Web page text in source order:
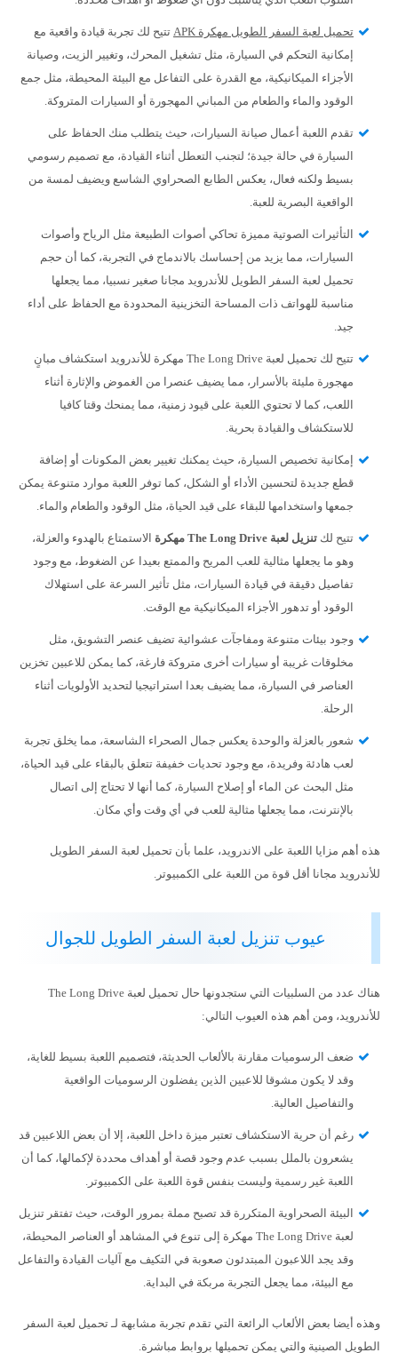
تحميل لعبة السفر الطويل مهكرة APK
تتيح لك تجربة قيادة واقعية مع
إمكانية التحكم في السيارة، مثل تشغيل المحرك، وتغيير الزيت، وصيانة
الأجزاء الميكانيكية، مع القدرة على التفاعل مع البيئة المحيطة، مثل جمع
الوقود والماء والطعام من المباني المهجورة أو السيارات المتروكة.
تقدم اللعبة أعمال صيانة السيارات، حيث يتطلب منك الحفاظ على
السيارة في حالة جيدة؛ لتجنب التعطل أثناء القيادة، مع تصميم رسومي
بسيط ولكنه فعال، يعكس الطابع الصحراوي الشاسع ويضيف لمسة من
الواقعية البصرية للعبة.
التأثيرات الصوتية مميزة تحاكي أصوات الطبيعة مثل الرياح وأصوات
السيارات، مما يزيد من إحساسك بالاندماج في التجربة، كما أن حجم
تحميل لعبة السفر الطويل للأندرويد مجانا صغير نسبيا، مما يجعلها
مناسبة للهواتف ذات المساحة التخزينية المحدودة مع الحفاظ على أداء
جيد.
تتيح لك تحميل لعبة The Long Drive مهكرة للأندرويد استكشاف مبانٍ
مهجورة مليئة بالأسرار، مما يضيف عنصرا من الغموض والإثارة أثناء
اللعب، كما لا تحتوي اللعبة على قيود زمنية، مما يمنحك وقتا كافيا
للاستكشاف والقيادة بحرية.
إمكانية تخصيص السيارة، حيث يمكنك تغيير بعض المكونات أو إضافة
قطع جديدة لتحسين الأداء أو الشكل، كما توفر اللعبة موارد متنوعة يمكن
جمعها واستخدامها للبقاء على قيد الحياة، مثل الوقود والطعام والماء.
تتيح لك تنزيل لعبة The Long Drive مهكرة
الاستمتاع بالهدوء والعزلة،
وهو ما يجعلها مثالية للعب المريح والممتع بعيدا عن الضغوط، مع وجود
تفاصيل دقيقة في قيادة السيارات، مثل تأثير السرعة على استهلاك
الوقود أو تدهور الأجزاء الميكانيكية مع الوقت.
وجود بيئات متنوعة ومفاجآت عشوائية تضيف عنصر التشويق، مثل
مخلوقات غريبة أو سيارات أخرى متروكة فارغة، كما يمكن للاعبين تخزين
العناصر في السيارة، مما يضيف بعدا استراتيجيا لتحديد الأولويات أثناء
الرحلة.
شعور بالعزلة والوحدة يعكس جمال الصحراء الشاسعة، مما يخلق تجربة
لعب هادئة وفريدة، مع وجود تحديات خفيفة تتعلق بالبقاء على قيد الحياة،
مثل البحث عن الماء أو إصلاح السيارة، كما أنها لا تحتاج إلى اتصال
بالإنترنت، مما يجعلها مثالية للعب في أي وقت وأي مكان.
هذه أهم مزايا اللعبة على الاندرويد، علما بأن تحميل لعبة السفر الطويل
للأندرويد مجانا أقل قوة من اللعبة على الكمبيوتر.
عيوب تنزيل لعبة السفر الطويل للجوال
هناك عدد من السلبيات التي ستجدونها حال تحميل لعبة The Long Drive
للأندرويد، ومن أهم هذه العيوب التالي:
ضعف الرسوميات مقارنة بالألعاب الحديثة، فتصميم اللعبة بسيط للغاية،
وقد لا يكون مشوقا للاعبين الذين يفضلون الرسوميات الواقعية
والتفاصيل العالية.
رغم أن حرية الاستكشاف تعتبر ميزة داخل اللعبة، إلا أن بعض اللاعبين قد
يشعرون بالملل بسبب عدم وجود قصة أو أهداف محددة لإكمالها، كما أن
اللعبة غير رسمية وليست بنفس قوة اللعبة على الكمبيوتر.
البيئة الصحراوية المتكررة قد تصبح مملة بمرور الوقت، حيث تفتقر تنزيل
لعبة The Long Drive مهكرة إلى تنوع في المشاهد أو العناصر المحيطة،
وقد يجد اللاعبون المبتدئون صعوبة في التكيف مع آليات القيادة والتفاعل
مع البيئة، مما يجعل التجربة مربكة في البداية.
وهذه أيضا بعض الألعاب الرائعة التي تقدم تجربة مشابهة لـ تحميل لعبة السفر
الطويل الصينية والتي يمكن تحميلها بروابط مباشرة.